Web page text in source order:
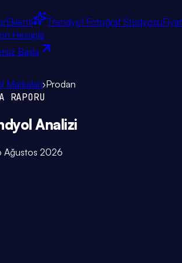
Eklenti Trendyol Fotoğraf Stüdyosu
Hesapla
Başla
Markaları›Prodan
RAPORU
Analizi
Ağustos 2026